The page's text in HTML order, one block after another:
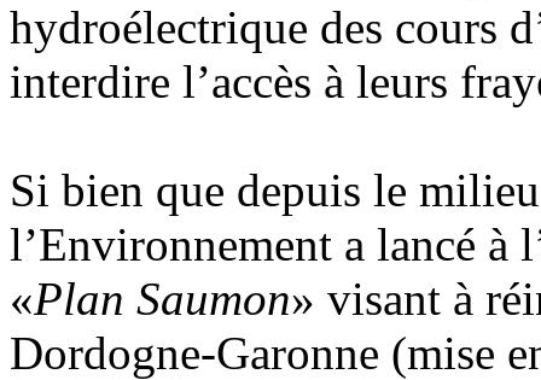
hydroélectrique des cours
interdire l’accès à leurs
Si bien que depuis le
l’Environnement a lancé à
«Plan Saumon» visant à
Dordogne-Garonne (mise